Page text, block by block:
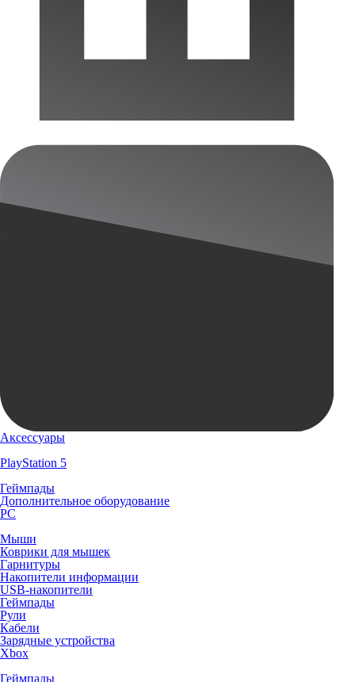
Аксессуары
PlayStation 5
Геймпады
Дополнительное оборудование
PC
Мыши
Коврики для мышек
Гарнитуры
Накопители информации
USB-накопители
Геймпады
Рули
Кабели
Зарядные устройства
Xbox
Геймпады